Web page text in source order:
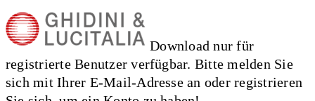
Download nur für
registrierte Benutzer verfügbar. Bitte melden Sie
sich mit Ihrer E-Mail-Adresse an oder registrieren